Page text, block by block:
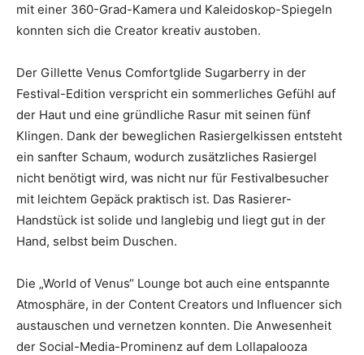
mit einer 360-Grad-Kamera und Kaleidoskop-Spiegeln
konnten sich die Creator kreativ austoben.
Der Gillette Venus Comfortglide Sugarberry in der
Festival-Edition verspricht ein sommerliches Gefühl auf
der Haut und eine gründliche Rasur mit seinen fünf
Klingen. Dank der beweglichen Rasiergelkissen entsteht
ein sanfter Schaum, wodurch zusätzliches Rasiergel
nicht benötigt wird, was nicht nur für Festivalbesucher
mit leichtem Gepäck praktisch ist. Das Rasierer-
Handstück ist solide und langlebig und liegt gut in der
Hand, selbst beim Duschen.
Die „World of Venus“ Lounge bot auch eine entspannte
Atmosphäre, in der Content Creators und Influencer sich
austauschen und vernetzen konnten. Die Anwesenheit
der Social-Media-Prominenz auf dem Lollapalooza